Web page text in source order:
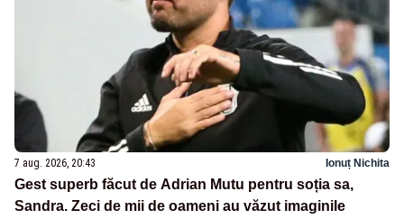
7 aug. 2026, 20:43 Ionuț Nichita
Gest superb făcut de Adrian Mutu pentru soția sa,
Sandra. Zeci de mii de oameni au văzut imaginile